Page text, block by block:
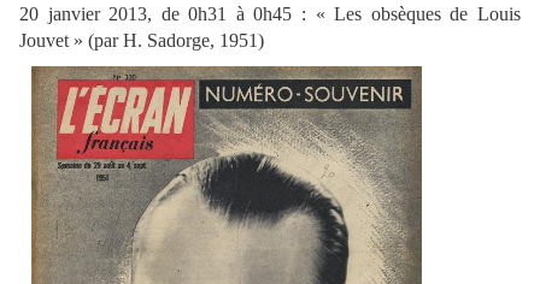
20 janvier 2013, de 0h31 à 0h45 : « Les obsèques de Louis
Jouvet » (par H. Sadorge, 1951)